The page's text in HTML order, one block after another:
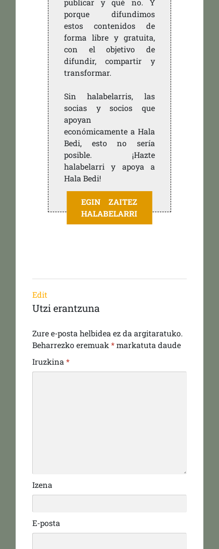
publicar y qué no. Y
porque difundimos
estos contenidos de
forma libre y gratuita,
con el objetivo de
difundir, compartir y
transformar.
Sin halabelarris, las
socias y socios que
apoyan
económicamente a Hala
Bedi, esto no sería
posible. ¡Hazte
halabelarri y apoya a
Hala Bedi!
EGIN ZAITEZ
HALABELARRI
Edit
Utzi erantzuna
Zure e-posta helbidea ez da argitaratuko.
Beharrezko eremuak *markatuta daude
Iruzkina *
Izena
E-posta